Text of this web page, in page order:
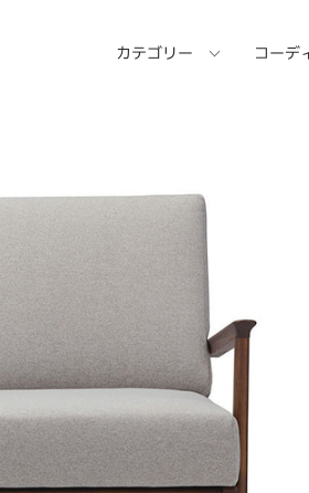
カテゴリー コーデ